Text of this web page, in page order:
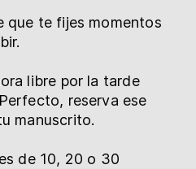
que te fijes momentos
libre por la tarde
reserva ese
manuscrito.
de 10, 20 o 30